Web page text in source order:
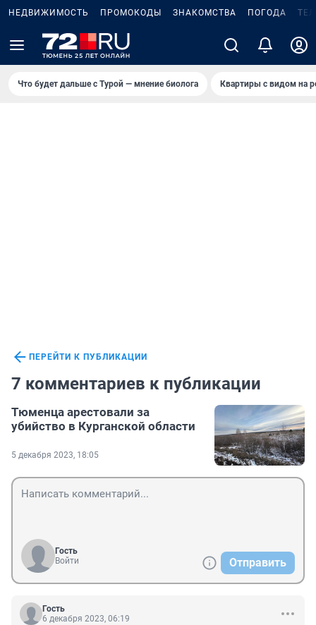
НЕДВИЖИМОСТЬ ПРОМОКОДЫ ЗНАКОМСТВА ПОГОДА
Что будет дальше с Турой — мнение биолога Квартиры с видом на
ПЕРЕЙТИ К ПУБЛИКАЦИИ
7 комментариев к публикации
Тюменца арестовали за
убийство в Курганской области
5 декабря 2023, 18:05
Гость
Войти
Отправить
Гость
6 декабря 2023, 06:19